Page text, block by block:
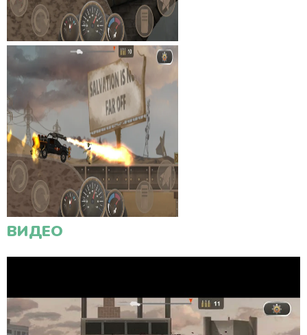
ВИДЕО